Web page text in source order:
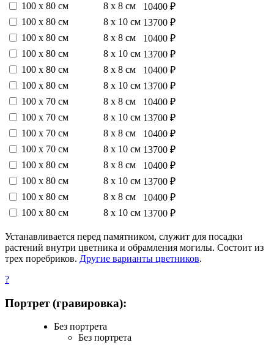
100 х 80 см
8 х 8 см
10400 ₽
100 х 80 см
8 х 10 см 13700 ₽
100 х 80 см
8 х 8 см
10400 ₽
100 х 80 см
8 х 10 см 13700 ₽
100 х 80 см
8 х 8 см
10400 ₽
100 х 80 см
8 х 10 см 13700 ₽
100 х 70 см
8 х 8 см
10400 ₽
100 х 70 см
8 х 10 см 13700 ₽
100 х 70 см
8 х 8 см
10400 ₽
100 х 70 см
8 х 10 см 13700 ₽
100 х 80 см
8 х 8 см
10400 ₽
100 х 80 см
8 х 10 см 13700 ₽
100 х 80 см
8 х 8 см
10400 ₽
100 х 80 см
8 х 10 см 13700 ₽
Устанавливается перед памятником, служит для посадки
растений внутри цветника и обрамления могилы. Состоит из
трех поребриков. Другие варианты цветников.
?
Портрет (гравировка):
Без портрета
Без портрета